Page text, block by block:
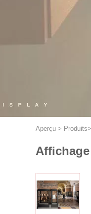
Aperçu > Produits>